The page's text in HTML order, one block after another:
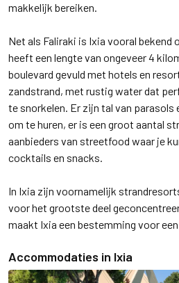
makkelijk bereiken.
Net als Faliraki is Ixia vooral bekend
heeft een lengte van ongeveer 4
boulevard gevuld met hotels en
zandstrand, met rustig water dat
te snorkelen. Er zijn tal van parasols
om te huren, er is een groot aantal
aanbieders van streetfood waar je
cocktails en snacks.
In Ixia zijn voornamelijk
voor het grootste deel
maakt Ixia een bestemming voor
Accommodaties in Ixia